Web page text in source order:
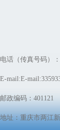
电话（传真号码）
E-mail:E-
邮政编码：401121
地址：重庆市两江